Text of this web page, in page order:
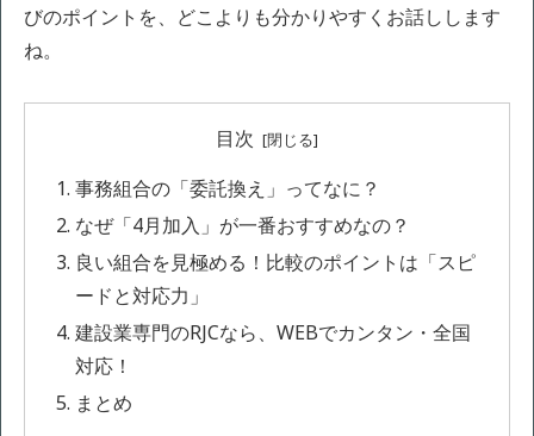
びのポイントを、どこよりも分かりやすくお話しします
ね。
目次
事務組合の「委託換え」ってなに？
なぜ「4月加入」が一番おすすめなの？
良い組合を見極める！比較のポイントは「スピ
ードと対応力」
建設業専門のRJCなら、WEBでカンタン・全国
対応！
まとめ